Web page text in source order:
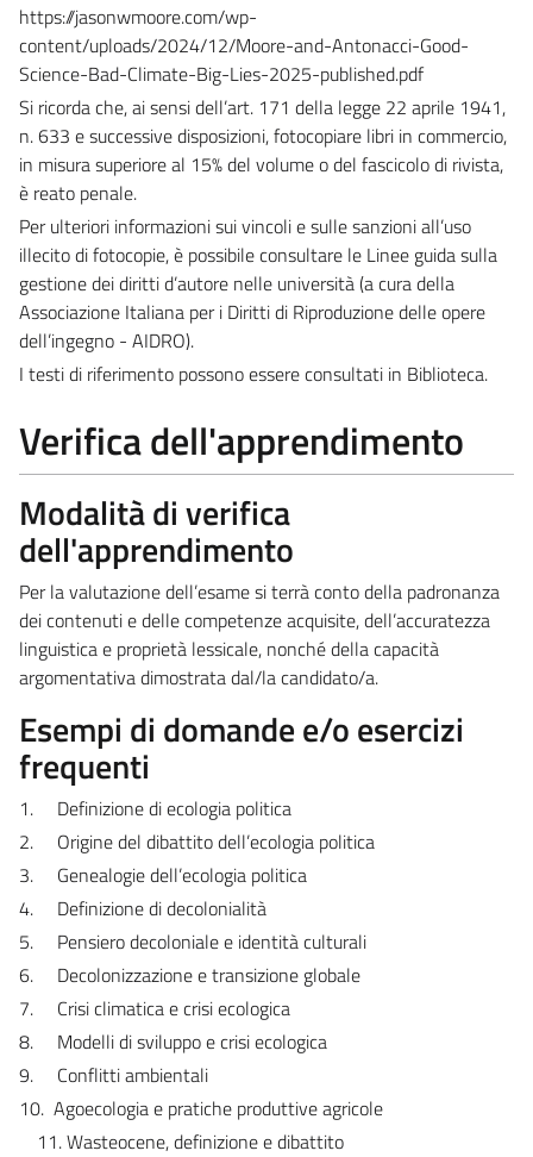
https://jasonwmoore.com/wp-
content/uploads/2024/12/Moore-and-Antonacci-Good-
Science-Bad-Climate-Big-Lies-2025-published.pdf
Si ricorda che, ai sensi dell’art. 171 della legge 22 aprile 1941,
n. 633 e successive disposizioni, fotocopiare libri in commercio,
in misura superiore al 15% del volume o del fascicolo di rivista,
è reato penale.
Per ulteriori informazioni sui vincoli e sulle sanzioni all’uso
illecito di fotocopie, è possibile consultare le Linee guida sulla
gestione dei diritti d’autore nelle università (a cura della
Associazione Italiana per i Diritti di Riproduzione delle opere
dell’ingegno - AIDRO).
I testi di riferimento possono essere consultati in Biblioteca.
Verifica dell'apprendimento
Modalità di verifica
dell'apprendimento
Per la valutazione dell’esame si terrà conto della padronanza
dei contenuti e delle competenze acquisite, dell’accuratezza
linguistica e proprietà lessicale, nonché della capacità
argomentativa dimostrata dal/la candidato/a.
Esempi di domande e/o esercizi
frequenti
1.
Definizione di ecologia politica
2.
Origine del dibattito dell’ecologia politica
3.
Genealogie dell’ecologia politica
4.
Definizione di decolonialità
5.
Pensiero decoloniale e identità culturali
6.
Decolonizzazione e transizione globale
7.
Crisi climatica e crisi ecologica
8.
Modelli di sviluppo e crisi ecologica
9.
Conflitti ambientali
10. Agoecologia e pratiche produttive agricole
Wasteocene, definizione e dibattito